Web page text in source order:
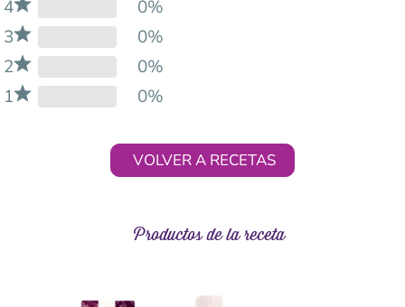
4
0%
3
0%
2
0%
1
0%
VOLVER A RECETAS
Productos de la receta